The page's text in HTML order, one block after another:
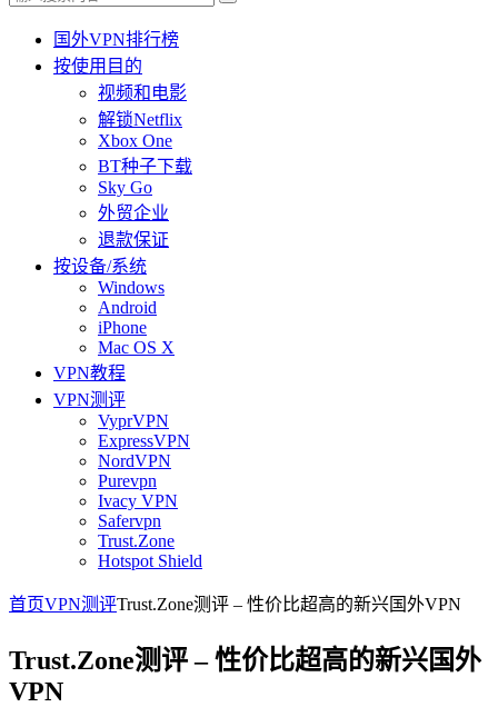
国外VPN排行榜
按使用目的
视频和电影
解锁Netflix
Xbox One
BT种子下载
Sky Go
外贸企业
退款保证
按设备/系统
Windows
Android
iPhone
Mac OS X
VPN教程
VPN测评
VyprVPN
ExpressVPN
NordVPN
Purevpn
Ivacy VPN
Safervpn
Trust.Zone
Hotspot Shield
首页VPN测评Trust.Zone测评 – 性价比超高的新兴国外VPN
Trust.Zone测评 – 性价比超高的新兴国外
VPN